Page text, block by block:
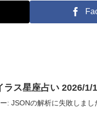
ラス星座占い 2026/1/
: JSONの解析に失敗しま